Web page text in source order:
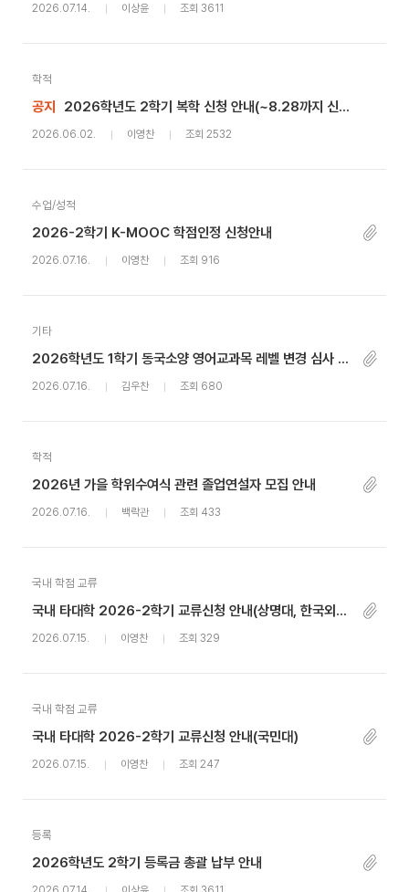
2026.07.14. 이상윤 조회 3611
학적
공지 2026학년도 2학기 복학 신청 안내(~8.28까지 신청기간 연장)
2026.06.02. 이영찬 조회 2532
수업/성적
2026-2학기 K-MOOC 학점인정 신청안내
2026.07.16. 이영찬 조회 916
기타
2026학년도 1학기 동국소양 영어교과목 레벨 변경 심사 결과 안내
2026.07.16. 김우찬 조회 680
학적
2026년 가을 학위수여식 관련 졸업연설자 모집 안내
2026.07.16. 백락관 조회 433
국내 학점 교류
국내 타대학 2026-2학기 교류신청 안내(상명대, 한국외대, 대구대, 성공회대)
2026.07.15. 이영찬 조회 329
국내 학점 교류
국내 타대학 2026-2학기 교류신청 안내(국민대)
2026.07.15. 이영찬 조회 247
등록
2026학년도 2학기 등록금 총괄 납부 안내